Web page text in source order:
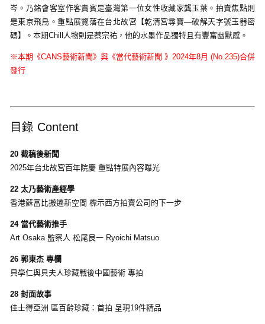
岑。乃銘會客室作客貴賓是臺灣第一位女性收藏家龔玉葉。拍賣焦點則
是東京飛鳥。重點展覽落在台北故宮【乾清宮尋寶—破解天字號玉器密
碼】。本期Chill人物則是蔡宗祐，他的水墨作品獨特且有豐富幽默感。
※本期《CANS藝術新聞》與《當代藝術新聞 》2024年8月 (No.235)合併
發行
目錄 Content
20 截稿後新聞
2025年台北故宮百年院慶 重點特展內容曝光
22 太乃藝術產經學
香港蘇富比搬遷新空間 標示西方拍賣公司的下一步
24 當代藝術推手
Art Osaka 監察人 松尾良一 Ryoichi Matsuo
26 郭東杰 專欄
貝學仁與貝夫人珍藏戰後中國藝術 專拍
28 封面故事
佳士得亞洲 區百齡珍藏：首拍 呈現19件精品